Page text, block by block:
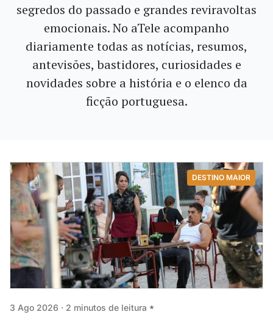
segredos do passado e grandes reviravoltas
emocionais. No aTele acompanho
diariamente todas as notícias, resumos,
antevisões, bastidores, curiosidades e
novidades sobre a história e o elenco da
ficção portuguesa.
DESTINO MAIOR
3 Ago 2026 · 2 minutos de leitura